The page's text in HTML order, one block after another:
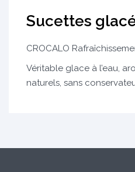
Sucettes
CROCALO
Véritable glace à l’eau,
naturels, sans